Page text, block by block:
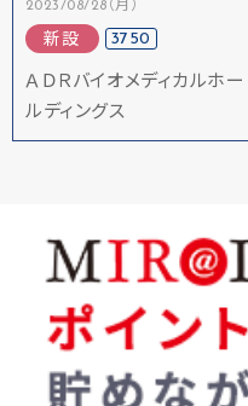
2023/08/28（月）
新設 3750
ＡＤＲバイオメディカルホー
ルディングス